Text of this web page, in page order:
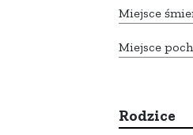
Miejsce
Miejsce
Rodzice